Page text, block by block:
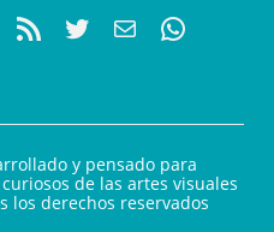
y pensado para
de las artes visuales
los derechos reservados